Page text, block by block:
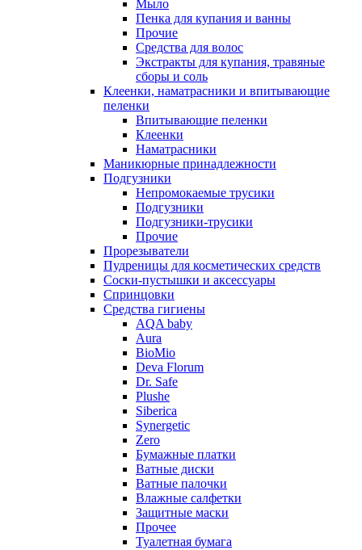
Мыло
Пенка для купания и ванны
Прочие
Средства для волос
Экстракты для купания, травяные
сборы и соль
Клеенки, наматрасники и впитывающие
пеленки
Впитывающие пеленки
Клеенки
Наматрасники
Маникюрные принадлежности
Подгузники
Непромокаемые трусики
Подгузники
Подгузники-трусики
Прочие
Прорезыватели
Пудреницы для косметических средств
Соски-пустышки и аксессуары
Спринцовки
Средства гигиены
AQA baby
Aura
BioMio
Deva Florum
Dr. Safe
Plushe
Siberica
Synergetic
Zero
Бумажные платки
Ватные диски
Ватные палочки
Влажные салфетки
Защитные маски
Прочее
Туалетная бумага